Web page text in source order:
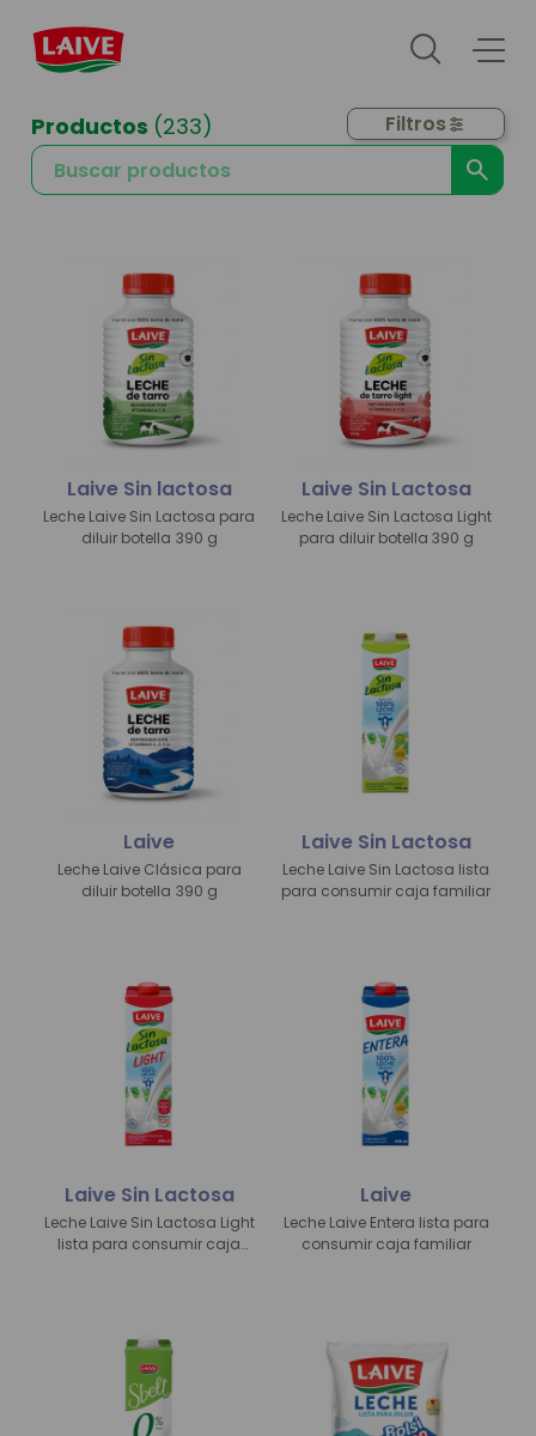
Productos (233) Filtros
Laive Sin lactosa
Leche Laive Sin Lactosa para
diluir botella 390 g
Laive Sin Lactosa
Leche Laive Sin Lactosa Light
para diluir botella 390 g
Laive
Leche Laive Clásica para
diluir botella 390 g
Laive Sin Lactosa
Leche Laive Sin Lactosa lista
para consumir caja familiar
Laive Sin Lactosa
Leche Laive Sin Lactosa Light
lista para consumir caja
Laive
Leche Laive Entera lista para
consumir caja familiar